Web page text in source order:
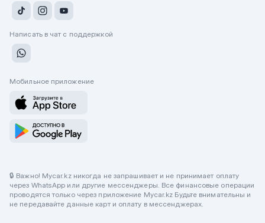
Написать в чат с поддержкой
Мобильное приложение
🔒 Важно! Mycar.kz никогда не запрашивает и не принимает оплату
через WhatsApp или другие мессенджеры. Все финансовые операции
проводятся только через приложение Mycar.kz Будьте внимательны и
не передавайте данные карт и оплату в мессенджерах.